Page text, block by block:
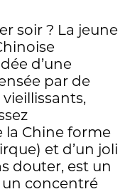
soir ? La jeune
d’une
par de
la Chine forme
et d’un joli
douter, est un
concentré